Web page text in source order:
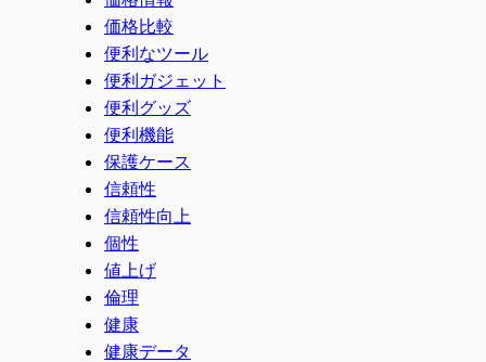
価格比較
便利なツール
便利ガジェット
便利グッズ
便利機能
保護ケース
信頼性
信頼性向上
個性
値上げ
倫理
健康
健康データ